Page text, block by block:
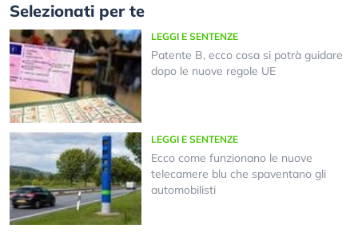
Selezionati per te
LEGGI E SENTENZE
Patente B, ecco cosa si potrà guidare
dopo le nuove regole UE
LEGGI E SENTENZE
Ecco come funzionano le nuove
telecamere blu che spaventano gli
automobilisti